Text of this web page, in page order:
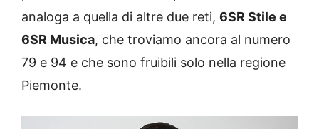
analoga a quella di altre due reti, 6SR Stile e
6SR Musica, che troviamo ancora al numero
79 e 94 e che sono fruibili solo nella regione
Piemonte.